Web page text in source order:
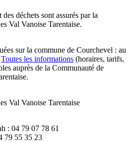
déchets sont assurés par la
Val Vanoise Tarentaise.
sur la commune de Courchevel : au
Toutes les informations (horaires, tarifs,
auprès de la Communauté de
Val Vanoise Tarentaise
: 04 79 07 78 61
79 55 35 23